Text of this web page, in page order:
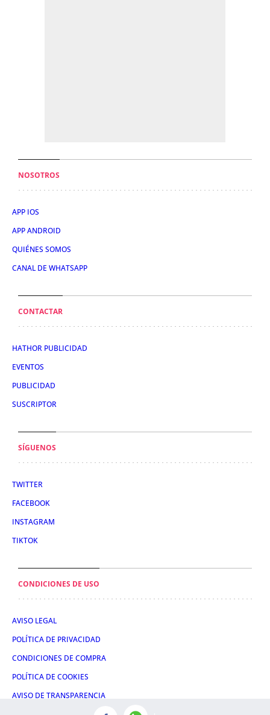
NOSOTROS
APP IOS
APP ANDROID
QUIÉNES SOMOS
CANAL DE WHATSAPP
CONTACTAR
HATHOR PUBLICIDAD
EVENTOS
PUBLICIDAD
SUSCRIPTOR
SÍGUENOS
TWITTER
FACEBOOK
INSTAGRAM
TIKTOK
CONDICIONES DE USO
AVISO LEGAL
POLÍTICA DE PRIVACIDAD
CONDICIONES DE COMPRA
POLÍTICA DE COOKIES
AVISO DE TRANSPARENCIA